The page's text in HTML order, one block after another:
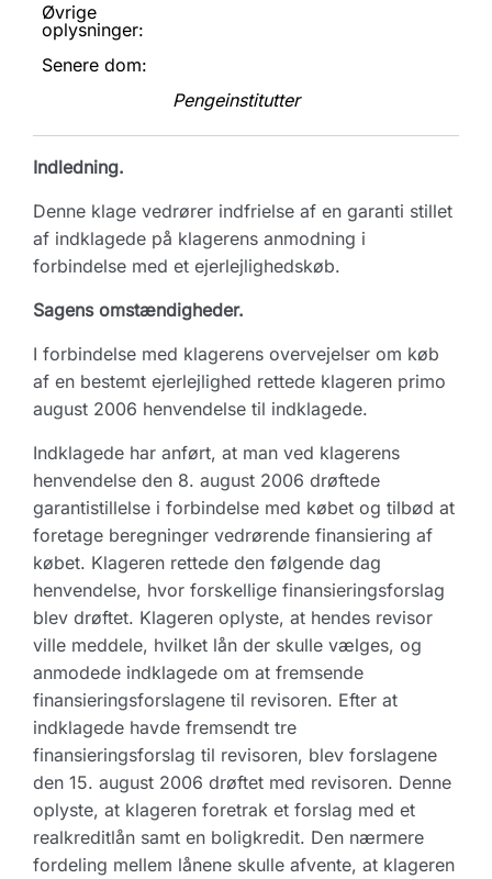
Øvrige
oplysninger:
Senere dom:
Pengeinstitutter
Indledning.
Denne klage vedrører indfrielse af en garanti stillet
af indklagede på klagerens anmodning i
forbindelse med et ejerlejlighedskøb.
Sagens omstændigheder.
I forbindelse med klagerens overvejelser om køb
af en bestemt ejerlejlighed rettede klageren primo
august 2006 henvendelse til indklagede.
Indklagede har anført, at man ved klagerens
henvendelse den 8. august 2006 drøftede
garantistillelse i forbindelse med købet og tilbød at
foretage beregninger vedrørende finansiering af
købet. Klageren rettede den følgende dag
henvendelse, hvor forskellige finansieringsforslag
blev drøftet. Klageren oplyste, at hendes revisor
ville meddele, hvilket lån der skulle vælges, og
anmodede indklagede om at fremsende
finansieringsforslagene til revisoren. Efter at
indklagede havde fremsendt tre
finansieringsforslag til revisoren, blev forslagene
den 15. august 2006 drøftet med revisoren. Denne
oplyste, at klageren foretrak et forslag med et
realkreditlån samt en boligkredit. Den nærmere
fordeling mellem lånene skulle afvente, at klageren